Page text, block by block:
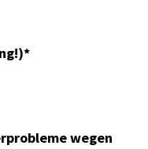
wegen